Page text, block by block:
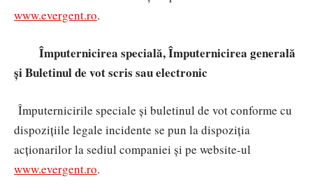
www.evergent.ro.
Împuternicirea specială, Împuternicirea generală
și Buletinul de vot scris sau electronic
Împuternicirile speciale și buletinul de votconforme cu
dispozițiile legale incidente se pun la dispoziția
acționarilor la sediul companiei și pe website-ul
www.evergent.ro.